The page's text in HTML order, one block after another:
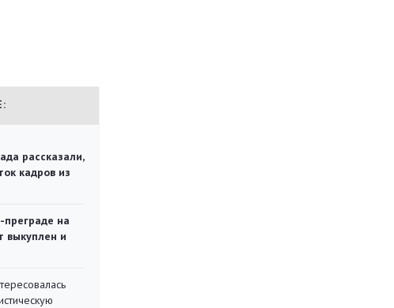
рассказали,
кадров из
преграде на
выкуплен и